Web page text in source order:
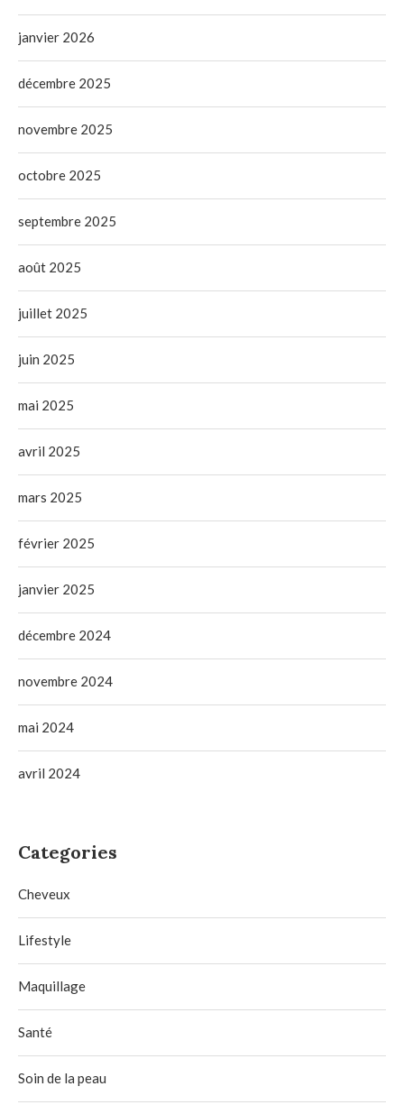
janvier 2026
décembre 2025
novembre 2025
octobre 2025
septembre 2025
août 2025
juillet 2025
juin 2025
mai 2025
avril 2025
mars 2025
février 2025
janvier 2025
décembre 2024
novembre 2024
mai 2024
avril 2024
Categories
Cheveux
Lifestyle
Maquillage
Santé
Soin de la peau